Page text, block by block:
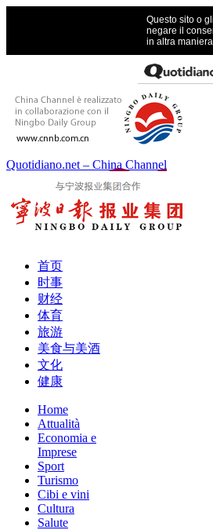
Questo sito o
negare il
in altra
Quotidiano.net – China Channel
首页
时事
财经
体育
旅游
美食与美酒
文化
健康
Home
Attualità
Economia e
Imprese
Sport
Turismo
Cibi e vini
Cultura
Salute